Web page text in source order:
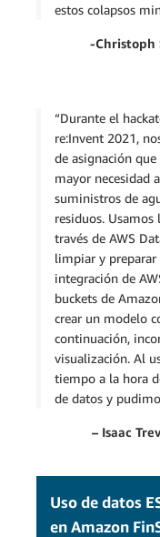
estos colapsos
-Christoph
“Durante el
re:Invent 2021,
de asignación
mayor necesidad
suministros de
residuos.
través de AWS
limpiar y
integración de
buckets de
crear un modelo
continuación,
visualización. Al
tiempo a la hora
de datos y
– Isaac
Uso de datos
en Amazon